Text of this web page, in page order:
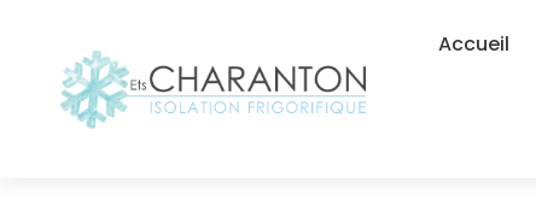
Accueil